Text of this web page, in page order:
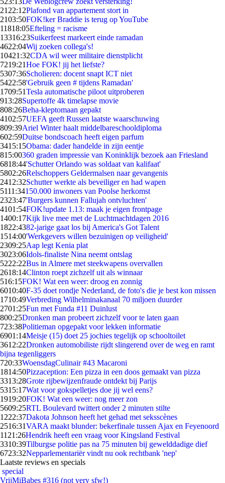
21 22:12Plafond van appartement stort in
2103:50FOK!ker Braddie is terug op YouTube
11818:05Efteling = racisme
13316:23Suikerfeest markeert einde ramadan
4622:04Wij zoeken collega's!
10421:32CDA wil weer militaire dienstplicht
7219:21Hoe FOK! jij het liefste?
5307:36Scholieren: docent snapt ICT niet
5422:58'Gebruik geen # tijdens Ramadan'
1709:51Tesla automatische piloot uitproberen
913:28Supertoffe 4k timelapse movie
808:26Beha-kleptomaan gepakt
4102:57UEFA geeft Russen laatste waarschuwing
809:39Ariel Winter haalt middelbareschooldiploma
602:59Duitse bondscoach heeft eigen parfum
3415:15Obama: dader handelde in zijn eentje
815:00360 graden impressie van Koninklijk bezoek aan Friesland
6818:44'Schutter Orlando was soldaat van kalifaat'
5802:26Relschoppers Geldermalsen naar gevangenis
2412:32Schutter werkte als beveiliger en had wapen
5111:34150.000 inwoners van Poolse herkomst
2323:47'Burgers kunnen Fallujah ontvluchten'
4101:54FOK!update 1.13: maak je eigen frontpage
1400:17Kijk live mee met de Luchtmachtdagen 2016
1822:4382-jarige gaat los bij America's Got Talent
1514:00'Werkgevers willen bezuinigen op veiligheid'
2309:25Aap legt Kenia plat
3023:06Idols-finaliste Nina neemt ontslag
5222:22Bus in Almere met steekwapens overvallen
2618:14Clinton roept zichzelf uit als winnaar
516:15FOK! Wat een weer: droog en zonnig
6010:40F-35 doet rondje Nederland, de foto's die je best kon missen
1710:49Verbreding Wilhelminakanaal 70 miljoen duurder
2701:25Fun met Funda #11 Duinlust
800:25Dronken man probeert zichzelf voor te laten gaan
723:38Politieman opgepakt voor lekken informatie
6901:14Meisje (15) doet 25 jochies tegelijk op schooltoilet
3612:22Dronken automobiliste rijdt slingerend over de weg en ramt
bijna tegenliggers
720:33WoensdagCulinair #43 Macaroni
1814:50Pizzaception: Een pizza in een doos gemaakt van pizza
3313:28Grote rijbewijzenfraude ontdekt bij Parijs
5315:17Wat voor gokspelletjes doe jij wel eens?
1919:20FOK! Wat een weer: nog meer zon
5609:25RTL Boulevard twittert onder 2 minuten stilte
1222:37Dakota Johnson heeft het gehad met seksscènes
2516:31VARA maakt blunder: bekerfinale tussen Ajax en Feyenoord
11 21:26Hendrik heeft een vraag voor Kingsland Festival
3310:39Tilburgse politie pas na 75 minuten bij gewelddadige dief
6723:32Nepparlementariër vindt nu ook rechtbank 'nep'
Laatste reviews en specials
special
VrijMiBabes #316 (not very sfw!)